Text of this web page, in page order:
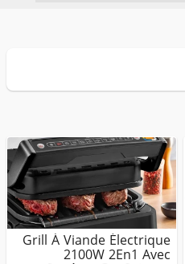
Grill À Viande Électrique
2100W 2En1 Avec